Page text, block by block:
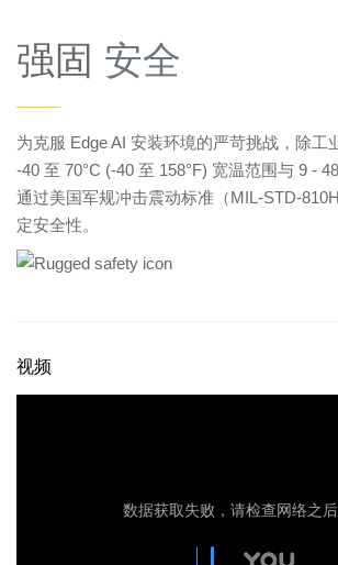
强固 安全
——
为克服 Edge AI 安装环境的严苛挑战，除工
-40 至 70°C (-40 至 158°F) 宽温范围与 9 -
通过美国军规冲击震动标准（MIL-STD-
定安全性。
视频